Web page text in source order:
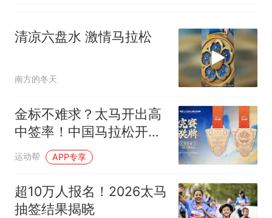
清凉六盘水 激情马拉松
南方的冬天
金标不难求？太马开出高
中签率！中国马拉松开始
理性回归？
运动帮 APP专享
超10万人报名！2026太马
抽签结果揭晓